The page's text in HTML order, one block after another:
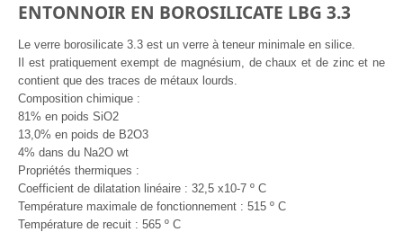
ENTONNOIR EN BOROSILICATE LBG 3.3
Le verre borosilicate 3.3 est un verre à teneur minimale en silice.
Il est pratiquement exempt de magnésium, de chaux et de zinc et ne
contient que des traces de métaux lourds.
Composition chimique :
81% en poids SiO2
13,0% en poids de B2O3
4% dans du Na2O wt
Propriétés thermiques :
Coefficient de dilatation linéaire : 32,5 x10-7 º C
Température maximale de fonctionnement : 515 º C
Température de recuit : 565 º C